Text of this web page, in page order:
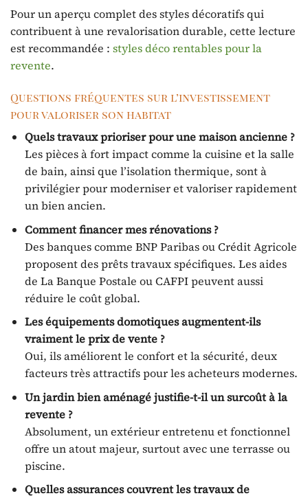
Pour un aperçu complet des styles décoratifs qui
contribuent à une revalorisation durable, cette lecture
est recommandée : styles déco rentables pour la
revente.
Questions fréquentes sur l’investissement
pour valoriser son habitat
Quels travaux prioriser pour une maison ancienne ?
Les pièces à fort impact comme la cuisine et la salle
de bain, ainsi que l’isolation thermique, sont à
privilégier pour moderniser et valoriser rapidement
un bien ancien.
Comment financer mes rénovations ?
Des banques comme BNP Paribas ou Crédit Agricole
proposent des prêts travaux spécifiques. Les aides
de La Banque Postale ou CAFPI peuvent aussi
réduire le coût global.
Les équipements domotiques augmentent-ils
vraiment le prix de vente ?
Oui, ils améliorent le confort et la sécurité, deux
facteurs très attractifs pour les acheteurs modernes.
Un jardin bien aménagé justifie-t-il un surcoût à la
revente ?
Absolument, un extérieur entretenu et fonctionnel
offre un atout majeur, surtout avec une terrasse ou
piscine.
Quelles assurances couvrent les travaux de